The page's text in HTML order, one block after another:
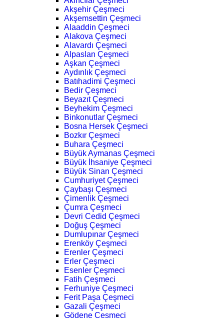
Akşehir Çeşmeci
Akşemsettin Çeşmeci
Alaaddin Çeşmeci
Alakova Çeşmeci
Alavardı Çeşmeci
Alpaslan Çeşmeci
Aşkan Çeşmeci
Aydınlık Çeşmeci
Batıhadimi Çeşmeci
Bedir Çeşmeci
Beyazıt Çeşmeci
Beyhekim Çeşmeci
Binkonutlar Çeşmeci
Bosna Hersek Çeşmeci
Bozkır Çeşmeci
Buhara Çeşmeci
Büyük Aymanas Çeşmeci
Büyük İhsaniye Çeşmeci
Büyük Sinan Çeşmeci
Cumhuriyet Çeşmeci
Çaybaşı Çeşmeci
Çimenlik Çeşmeci
Çumra Çeşmeci
Devri Cedid Çeşmeci
Doğuş Çeşmeci
Dumlupınar Çeşmeci
Erenköy Çeşmeci
Erenler Çeşmeci
Erler Çeşmeci
Esenler Çeşmeci
Fatih Çeşmeci
Ferhuniye Çeşmeci
Ferit Paşa Çeşmeci
Gazali Çeşmeci
Gödene Çeşmeci